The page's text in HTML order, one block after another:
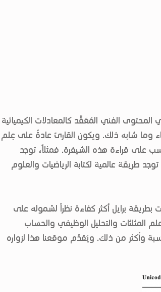
الفني المُعَقَّد كالمعادلات الكيميائية
وما شابه ذلك. ويكون القارئ عادةً على عِلم
على قراءة هذه الشيفرة. فمثلاً، توجد
طريقة عالمية لكتابة الرياضيات والعلوم
بطريقة برايل أكثر كفاءة نظراً لشموله على
المثلثات والتحليل الوظيفي والحساب
وأكثر من ذلك. ويُقدِّم موقعنا هذا لزواره